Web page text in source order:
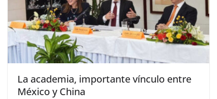
La academia, importante vínculo entre
México y China